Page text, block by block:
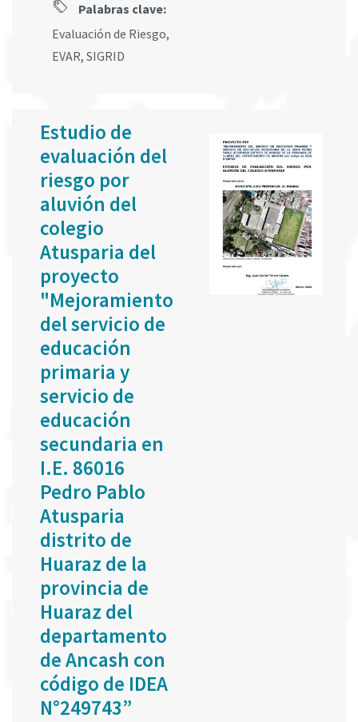
Palabras clave:
Evaluación de Riesgo,
EVAR, SIGRID
Estudio de
evaluación del
riesgo por
aluvión del
colegio
Atusparia del
proyecto
"Mejoramiento
del servicio de
educación
primaria y
servicio de
educación
secundaria en
I.E. 86016
Pedro Pablo
Atusparia
distrito de
Huaraz de la
provincia de
Huaraz del
departamento
de Ancash con
código de IDEA
N°249743”